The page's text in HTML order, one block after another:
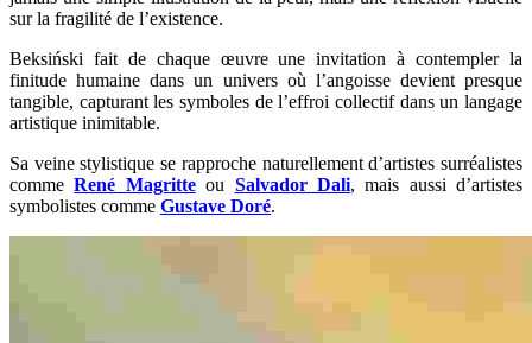
sur la fragilité de l’existence.
Beksiński fait de chaque œuvre une invitation à contempler la
finitude humaine dans un univers où l’angoisse devient presque
tangible, capturant les symboles de l’effroi collectif dans un langage
artistique inimitable.
Sa veine stylistique se rapproche naturellement d’artistes surréalistes
commeRené Magritteou Salvador Dali, mais aussi d’artistes
symbolistes comme Gustave Doré.